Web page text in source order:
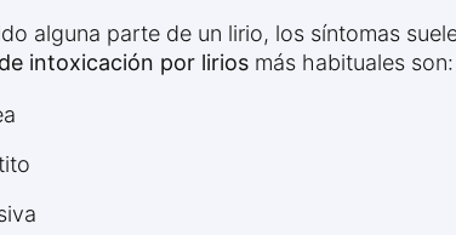
alguna parte de un lirio, los síntomas
intoxicación por lirios más habituales son: